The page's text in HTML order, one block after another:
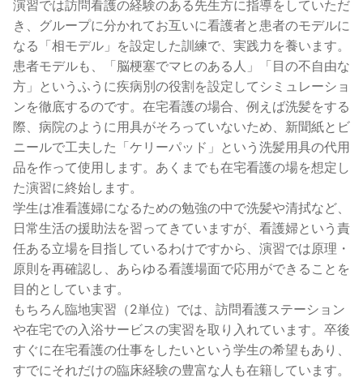
演習では訪問看護の経験のある先生方に指導をしていただ
き、グループに分かれてお互いに看護者と患者のモデルに
なる「相モデル」を設定した訓練で、実践力を養います。
患者モデルも、「脳梗塞でマヒのある人」「目の不自由な
方」というふうに疾病別の役割を設定してシミュレーショ
ンを徹底するのです。在宅看護の場合、例えば洗髪をする
際、病院のように用具がそろっていないため、新聞紙とビ
ニールで工夫した「ケリーパッド」という洗髪用具の代用
品を作って使用します。あくまでも在宅看護の場を想定し
た演習に終始します。
学生は准看護婦になるための勉強の中で洗髪や清拭など、
日常生活の援助法を習ってきていますが、看護婦という責
任ある立場を目指しているわけですから、演習では原理・
原則を再確認し、あらゆる看護場面で応用ができることを
目的としています。
もちろん臨地実習（2単位）では、訪問看護ステーション
や在宅での入浴サービスの実習を取り入れています。卒後
すぐに在宅看護の仕事をしたいという学生の希望もあり、
すでにそれだけの臨床経験の豊富な人も在籍しています。